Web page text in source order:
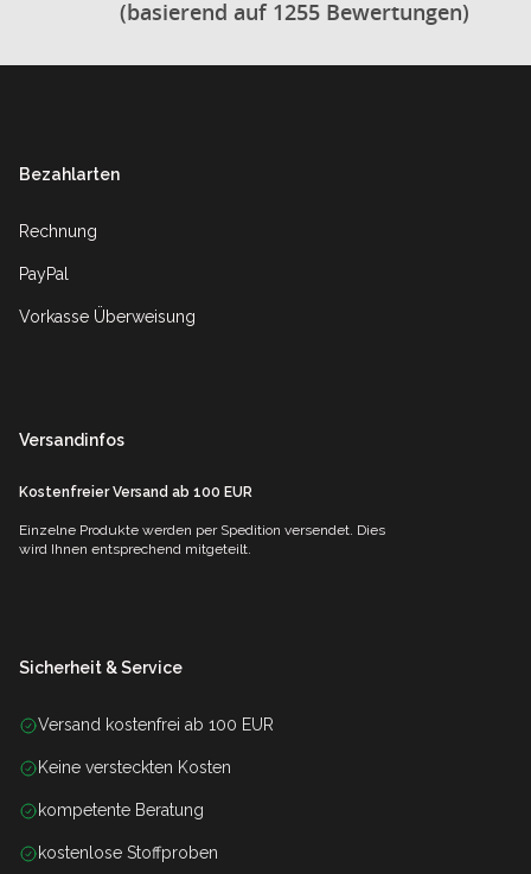
(basierend auf 1255 Bewertungen)
Bezahlarten
Rechnung
PayPal
Vorkasse Überweisung
Versandinfos
Kostenfreier Versand ab 100 EUR
Einzelne Produkte werden per Spedition versendet. Dies
wird Ihnen entsprechend mitgeteilt.
Sicherheit & Service
Versand kostenfrei ab 100 EUR
Keine versteckten Kosten
kompetente Beratung
kostenlose Stoffproben